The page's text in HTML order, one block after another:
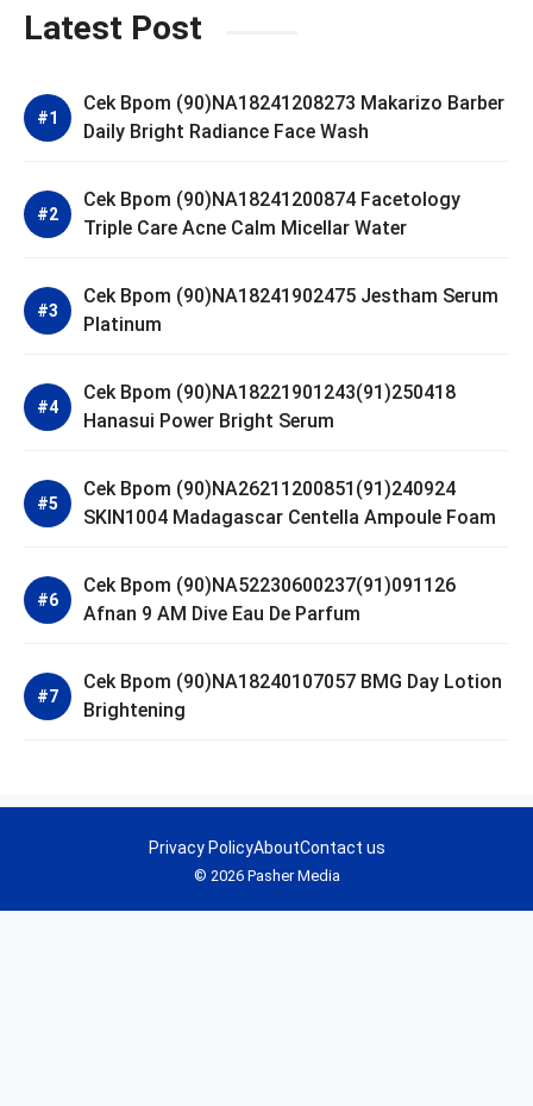
Latest Post
Cek Bpom (90)NA18241208273 Makarizo Barber
Daily Bright Radiance Face Wash
Cek Bpom (90)NA18241200874 Facetology
Triple Care Acne Calm Micellar Water
Cek Bpom (90)NA18241902475 Jestham Serum
Platinum
Cek Bpom (90)NA18221901243(91)250418
Hanasui Power Bright Serum
Cek Bpom (90)NA26211200851(91)240924
SKIN1004 Madagascar Centella Ampoule Foam
Cek Bpom (90)NA52230600237(91)091126
Afnan 9 AM Dive Eau De Parfum
Cek Bpom (90)NA18240107057 BMG Day Lotion
Brightening
© 2026 Pasher Media
Privacy PolicyAboutContact us